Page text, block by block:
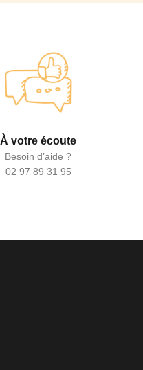
À votre écoute
Besoin d’aide ?
02 97 89 31 95